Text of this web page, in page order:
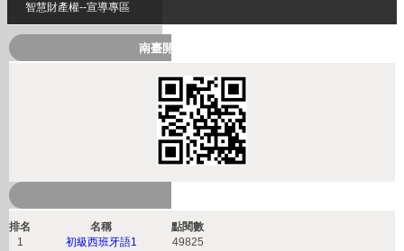
智慧財產權--宣導專區
南臺開放式課程QRcode
排名 名稱
點閱數
1
初級西班牙語1 49825